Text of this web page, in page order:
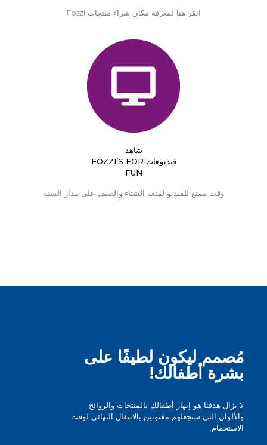
انقر هنا لمعرفة مكان شراء منتجات Fozzi
شاهد
فيديوهات FOZZI’S FOR
FUN
وقت ممتع للفيديو لمتعة الشتاء والصيف على مدار السنة
مُصمم ليكون لطيفًا على
بشرة أطفالك!
لا يزال هدفنا هو إبهار أطفالك بالمنتجات والروائح
والألوان التي ستجعلهم مفتونين بالانتقال النهائي لوقت
الاستحمام.